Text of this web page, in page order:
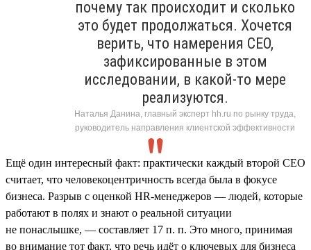
почему так происходит и сколько
это будет продолжаться. Хочется
верить, что намерения СЕО,
зафиксированные в этом
исследовании, в какой-то мере
реализуются.
Наталья Данина, главный эксперт hh.ru по рынку труда,
руководитель направления клиентской эффективности
Ещё один интересный факт: практически каждый второй СЕО
считает, что человекоцентричность всегда была в фокусе
бизнеса. Разрыв с оценкой HR-менеджеров — людей, которые
работают в полях и знают о реальной ситуации
не понаслышке, — составляет 17 п. п. Это много, принимая
во внимание тот факт, что речь идёт о ключевых для бизнеса